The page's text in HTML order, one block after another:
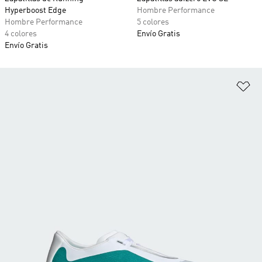
Hyperboost Edge
Hombre Performance
4 colores
Envío Gratis
Hombre Performance
5 colores
Envío Gratis